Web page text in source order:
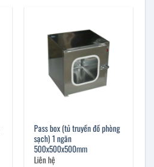
Pass box (tủ truyền đồ phòng
sạch) 1 ngăn
500x500x500mm
Liên hệ